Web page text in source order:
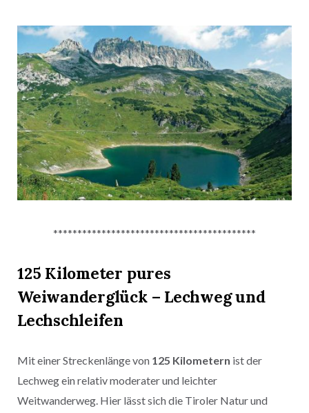
******************************************
125 Kilometer pures
Weiwanderglück – Lechweg und
Lechschleifen
Mit einer Streckenlänge von 125 Kilometern ist der
Lechweg ein relativ moderater und leichter
Weitwanderweg. Hier lässt sich die Tiroler Natur und